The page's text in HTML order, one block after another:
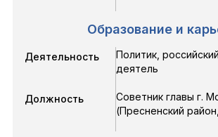
Образование и
Деятельность
Политик,
деятель
Должность
Советник главы г.
(Пресненский